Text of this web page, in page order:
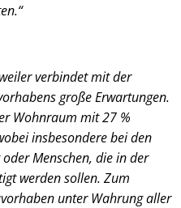
verbindet mit der
große Erwartungen.
Wohnraum mit 27 %
insbesondere bei den
Menschen, die in der
werden sollen. Zum
unter Wahrung aller